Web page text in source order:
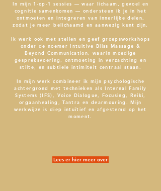
In mijn 1-op-1 sessies — waar lichaam, gevoel en
cognitie samenkomen — ondersteun ik je in het
ontmoeten en integreren van innerlijke delen,
zodat je meer belichaamd en aanwezig kunt zijn.
Ik werk ook met stellen en geef groepsworkshops
onder de noemer Intuitive Bliss Massage &
Beyond Communication, waarin moedige
gespreksvoering, ontmoeting in verzachting en
stilte, en subtiele intimiteit centraal staan.
In mijn werk combineer ik mijn psychologische
achtergrond met technieken als Internal Family
Systems (IFS), Voice Dialogue, Focusing, Reiki,
orgaanhealing, Tantra en dearmouring. Mijn
werkwijze is diep intuïtief en afgestemd op het
moment.
Lees er hier meer over